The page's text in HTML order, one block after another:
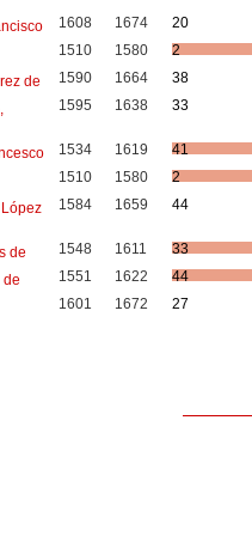
1608 1674
20
1510 1580
2
de 1590 1664
38
1595 1638 33
1534 1619
41
1510 1580
2
1584 1659 44
de 1548 1611
33
de 1551 1622
44
1601 1672 27